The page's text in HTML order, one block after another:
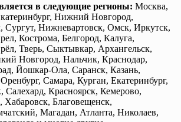
в следующие регионы: Москва,
Нижний Новгород,
Сургут, Нижневартовск, Омск, Иркутск,
Кострома, Белгород, Калуга,
Тверь, Сыктывкар, Архангельск,
Новгород, Нальчик, Краснодар,
Йошкар-Ола, Саранск, Казань,
Самара, Курган, Екатеринбург,
Салехард, Красноярск, Кемерово,
Благовещенск,
Магадан, Атланта, Николаев,